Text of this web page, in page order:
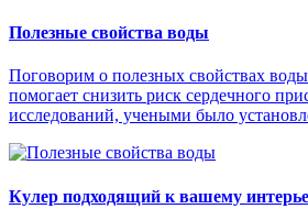
Полезные свойства воды
Поговорим о полезных свойствах
помогает снизить риск сердечного
исследований, учеными было
Кулер подходящий к вашему